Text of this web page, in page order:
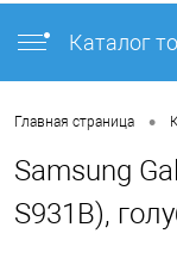
Каталог
Главная страница •
Samsung
S931B),